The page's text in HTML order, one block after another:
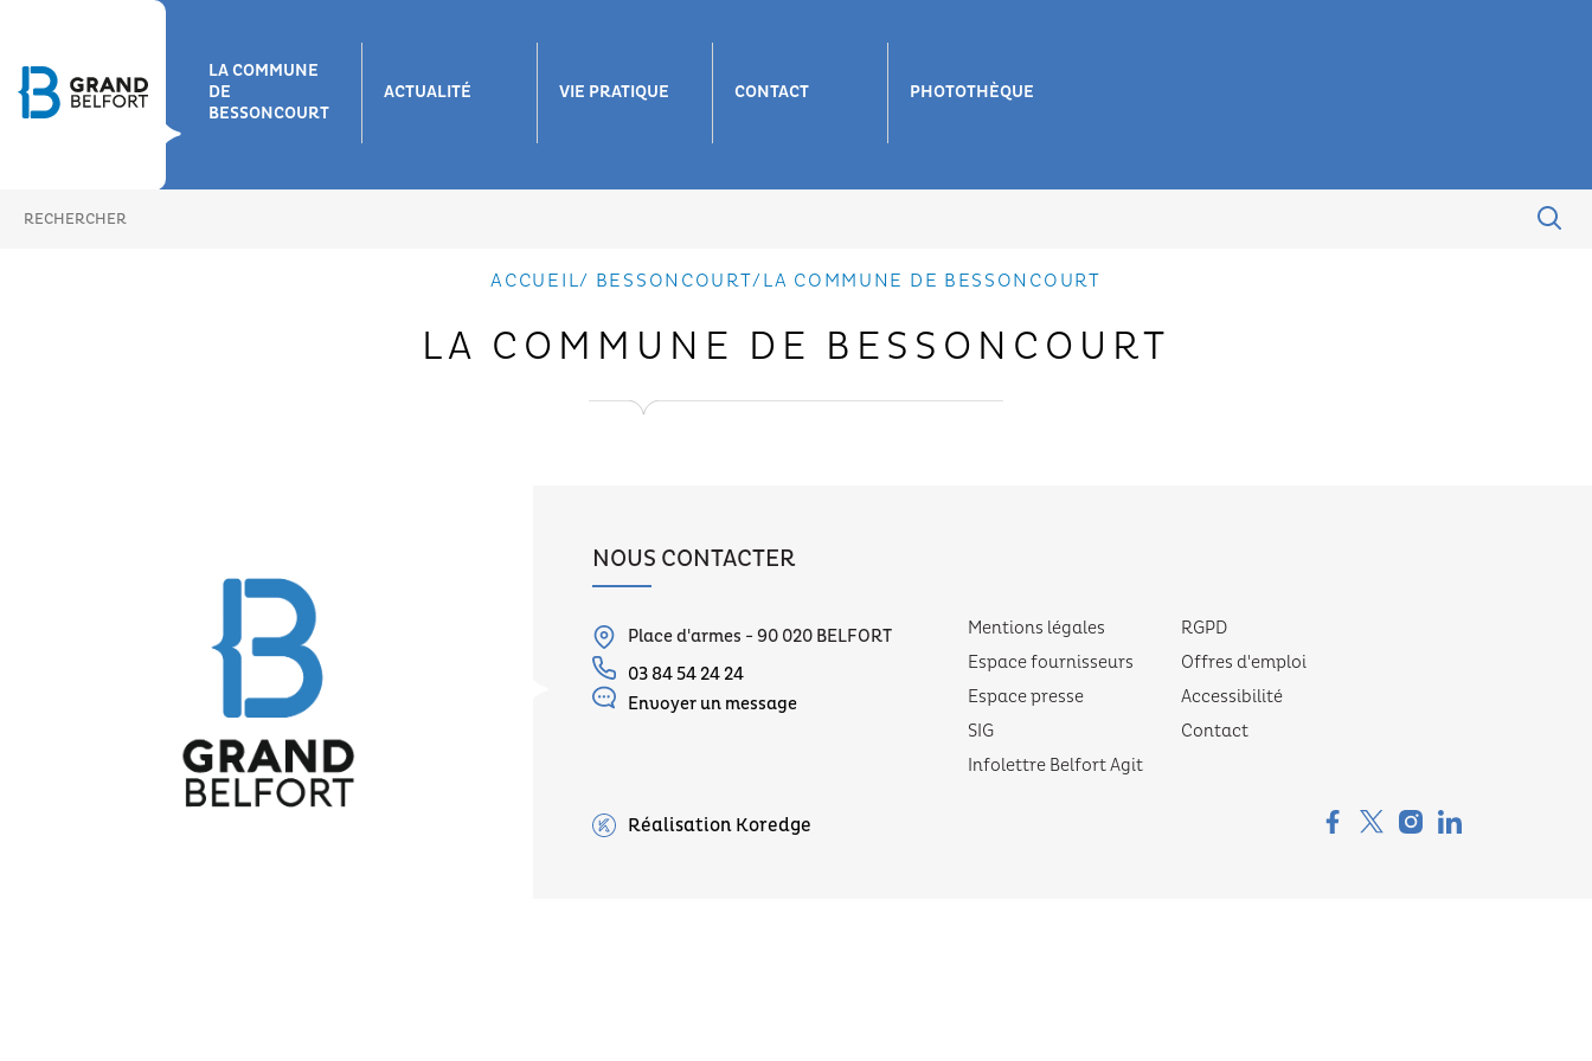
LA COMMUNE
DE
BESSONCOURT
ACTUALITÉ VIE PRATIQUE CONTACT PHOTOTHÈQUE
ACCUEIL/ BESSONCOURT/LA COMMUNE DE BESSONCOURT
LA COMMUNE DE BESSONCOURT
NOUS CONTACTER
Place d'armes - 90 020 BELFORT
03 84 54 24 24
Envoyer un message
Mentions légales
Espace fournisseurs
Espace presse
SIG
Infolettre Belfort Agit
RGPD
Offres d'emploi
Accessibilité
Contact
Réalisation Koredge